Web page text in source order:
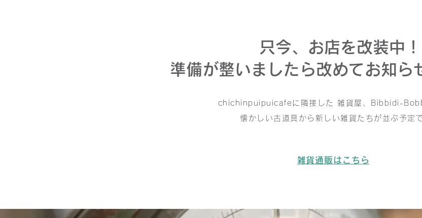
只今、お店を改装中！
準備が整いましたら改めてお知ら
chichinpuipuicafeに隣接した 雑貨屋、Bibbidi-
懐かしい古道具から新しい雑貨たちが並ぶ予定で
雑貨通販はこちら